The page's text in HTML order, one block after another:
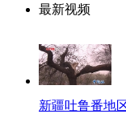
最新视频
新疆吐鲁番地